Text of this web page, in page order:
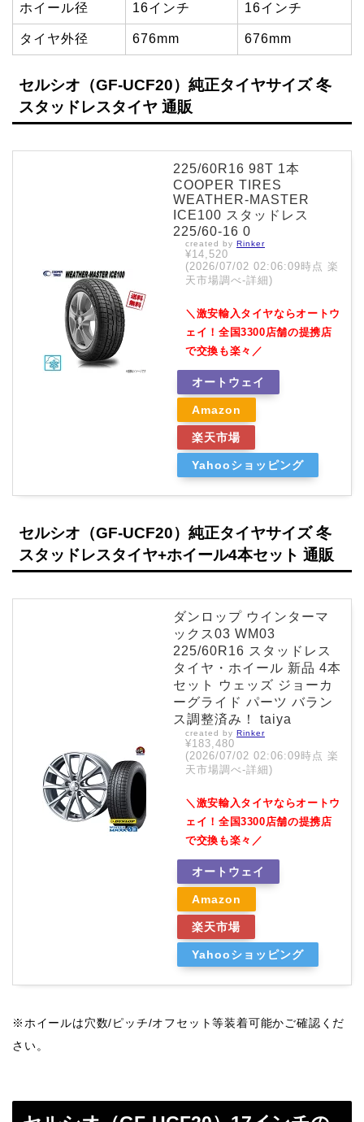
ホイール径 16インチ 16インチ
タイヤ外径 676mm 676mm
セルシオ（GF-UCF20）純正タイヤサイズ 冬
スタッドレスタイヤ 通販
225/60R16 98T 1本
COOPER TIRES
WEATHER-MASTER
ICE100 スタッドレス
225/60-16 0
created by Rinker
¥14,520
(2026/07/02 02:06:09時点 楽
天市場調べ-詳細)
＼激安輸入タイヤならオートウ
ェイ！全国3300店舗の提携店
で交換も楽々／
オートウェイ
Amazon
楽天市場
Yahooショッピング
セルシオ（GF-UCF20）純正タイヤサイズ 冬
スタッドレスタイヤ+ホイール4本セット 通販
ダンロップ ウインターマ
ックス03 WM03
225/60R16 スタッドレス
タイヤ・ホイール 新品 4本
セット ウェッズ ジョーカ
ーグライド パーツ バラン
ス調整済み！ taiya
created by Rinker
¥183,480
(2026/07/02 02:06:09時点 楽
天市場調べ-詳細)
＼激安輸入タイヤならオートウ
ェイ！全国3300店舗の提携店
で交換も楽々／
オートウェイ
Amazon
楽天市場
Yahooショッピング
※ホイールは穴数/ピッチ/オフセット等装着可能かご確認くだ
さい。